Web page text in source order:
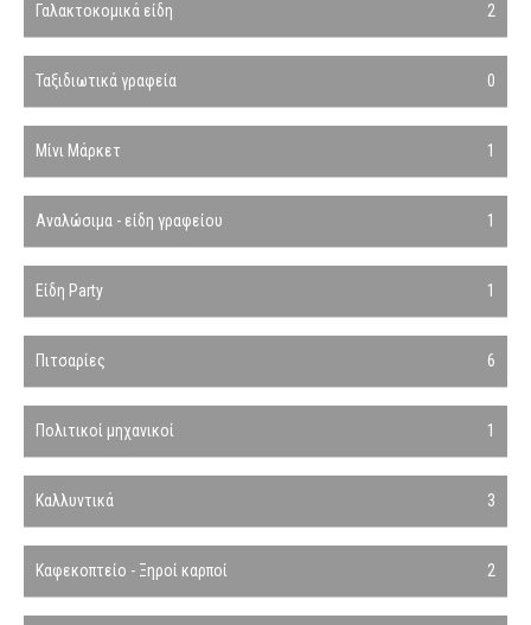
Γαλακτοκομικά είδη 2
Ταξιδιωτικά γραφεία 0
Μίνι Μάρκετ 1
Αναλώσιμα - είδη γραφείου 1
Είδη Party 1
Πιτσαρίες 6
Πολιτικοί μηχανικοί 1
Καλλυντικά 3
Καφεκοπτείο - Ξηροί καρποί 2